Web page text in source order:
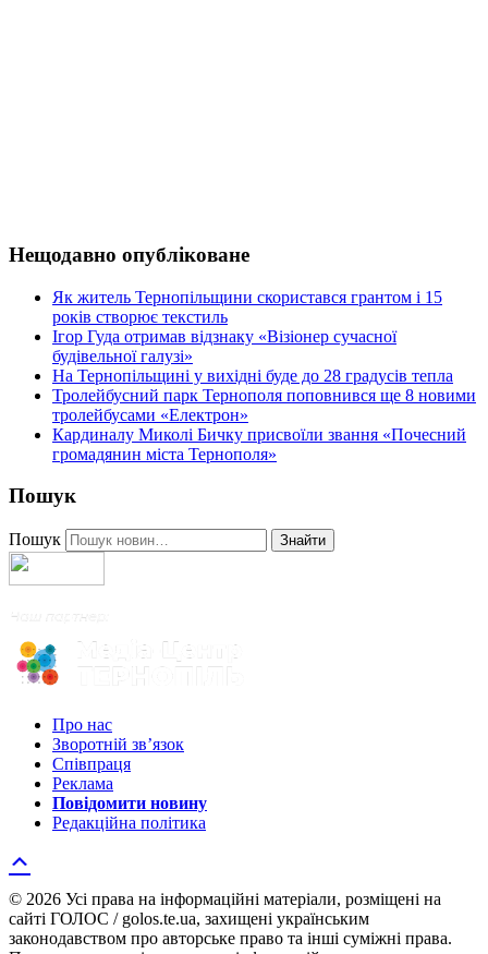
Нещодавно опубліковане
Як житель Тернопільщини скористався грантом і 15
років створює текстиль
Ігор Гуда отримав відзнаку «Візіонер сучасної
будівельної галузі»
На Тернопільщині у вихідні буде до 28 градусів тепла
Тролейбусний парк Тернополя поповнився ще 8 новими
тролейбусами «Електрон»
Кардиналу Миколі Бичку присвоїли звання «Почесний
громадянин міста Тернополя»
Пошук
Пошук Знайти
Про нас
Зворотній зв’язок
Співпраця
Реклама
Повідомити новину
Редакційна політика
© 2026 Усі права на інформаційні матеріали, розміщені на
сайті ГОЛОС / golos.te.ua, захищені українським
законодавством про авторське право та інші суміжні права.